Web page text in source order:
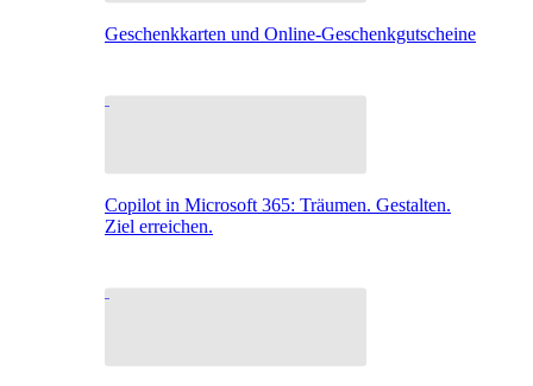
Geschenkkarten und Online-Geschenkgutscheine
Copilot in Microsoft 365: Träumen. Gestalten.
Ziel erreichen.